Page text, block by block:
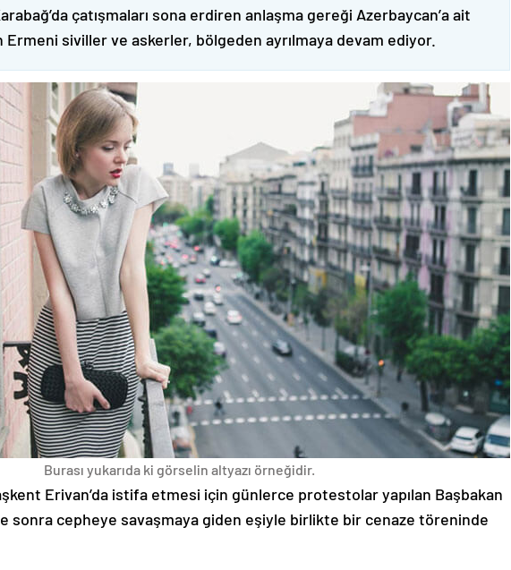
çatışmaları sona erdiren anlaşma gereği Azerbaycan’a ait
siviller ve askerler, bölgeden ayrılmaya devam ediyor.
Burası yukarıda ki görselin altyazı örneğidir.
Erivan’da istifa etmesi için günlerce protestolar yapılan Başbakan
sonra cepheye savaşmaya giden eşiyle birlikte bir cenaze töreninde